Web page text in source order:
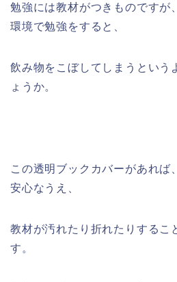
勉強には教材がつきものですが
環境で勉強をすると、
飲み物をこぼしてしまうという
ょうか。
この透明ブックカバーがあれば
安心なうえ、
教材が汚れたり折れたりするこ
す。